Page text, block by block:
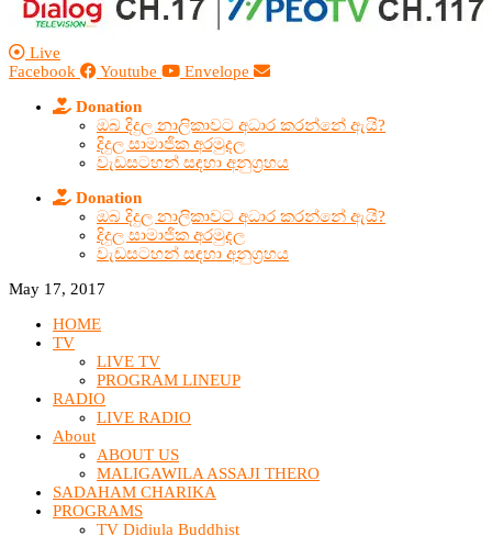
Live
Facebook
Youtube Envelope
Donation
ඔබ දිදුල නාලිකාවට අධාර කරන්නේ ඇයි?
දිදුල සාමාජික අරමුදල
වැඩසටහන් සඳහා අනුග්‍රහය
Donation
ඔබ දිදුල නාලිකාවට අධාර කරන්නේ ඇයි?
දිදුල සාමාජික අරමුදල
වැඩසටහන් සඳහා අනුග්‍රහය
May 17, 2017
HOME
TV
LIVE TV
PROGRAM LINEUP
RADIO
LIVE RADIO
About
ABOUT US
MALIGAWILA ASSAJI THERO
SADAHAM CHARIKA
PROGRAMS
TV Didiula Buddhist